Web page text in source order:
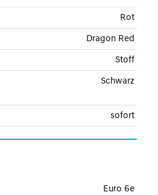
Rot
Dragon Red
Stoff
Schwarz
sofort
Euro 6e